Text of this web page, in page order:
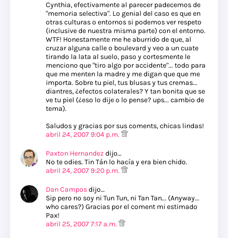
Cynthia, efectivamente al parecer padecemos de
"memoria selectiva". Lo genial del caso es que en
otras culturas o entornos si podemos ver respeto
(inclusive de nuestra misma parte) con el entorno.
WTF! Honestamente me he aburrido de que, al
cruzar alguna calle o boulevard y veo a un cuate
tirando la lata al suelo, paso y cortesmente le
menciono que "tiro algo por accidente"... todo para
que me menten la madre y me digan que que me
importa. Sobre tu piel, tus blusas y tus cremas...
diantres, ¿efectos colaterales? Y tan bonita que se
ve tu piel (¿eso lo dije o lo pense? ups... cambio de
tema).
Saludos y gracias por sus coments, chicas lindas!
abril 24, 2007 9:04 p.m.
Paxton Hernandez dijo…
No te odies. Tin Tán lo hacía y era bien chido.
abril 24, 2007 9:20 p.m.
Dan Camposdijo…
Sip pero no soy ni Tun Tun, ni Tan Tan... (Anyway...
who cares?) Gracias por el coment mi estimado
Pax!
abril 25, 2007 7:17 a.m.